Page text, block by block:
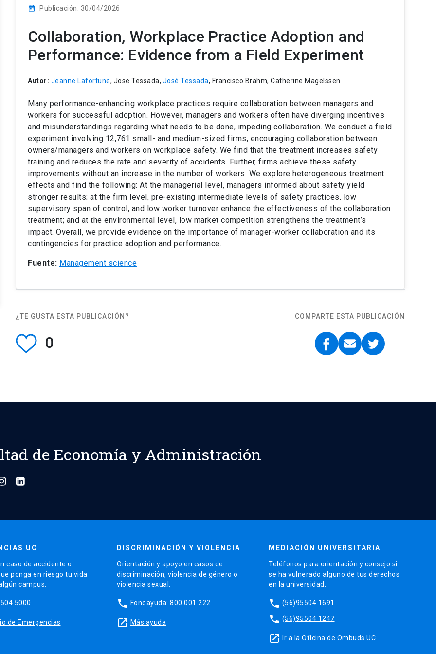
calendar_month Publicación: 30/04/2026
Collaboration, Workplace Practice Adoption and
Performance: Evidence from a Field Experiment
Autor: Jeanne Lafortune, Jose Tessada, José Tessada, Francisco Brahm, Catherine Magelssen
Many performance-enhancing workplace practices require collaboration between managers and
workers for successful adoption. However, managers and workers often have diverging incentives
and misunderstandings regarding what needs to be done, impeding collaboration. We conduct a field
experiment involving 12,761 small- and medium-sized firms, encouraging collaboration between
owners/managers and workers on workplace safety. We find that the treatment increases safety
training and reduces the rate and severity of accidents. Further, firms achieve these safety
improvements without an increase in the number of workers. We explore heterogeneous treatment
effects and find the following: At the managerial level, managers informed about safety yield
stronger results; at the firm level, pre-existing intermediate levels of safety practices, low
supervisory span of control, and low worker turnover enhance the effectiveness of the collaboration
treatment; and at the environmental level, low market competition strengthens the treatment’s
impact. Overall, we provide evidence on the importance of manager-worker collaboration and its
contingencies for practice adoption and performance.
Fuente: Management science
¿TE GUSTA ESTA PUBLICACIÓN?
0
COMPARTE ESTA PUBLICACIÓN
de Economía y Administración
UC
caso de accidente o
ponga en riesgo tu vida
campus.
5000
de Emergencias
DISCRIMINACIÓN Y VIOLENCIA
Orientación y apoyo en casos de
discriminación, violencia de género o
violencia sexual.
phone Fonoayuda: 800 001 222
launch Más ayuda
MEDIACIÓN UNIVERSITARIA
Teléfonos para orientación y consejo si
se ha vulnerado alguno de tus derechos
en la universidad.
phone (56)95504 1691
phone (56)95504 1247
launch Ir a la Oficina de Ombuds UC